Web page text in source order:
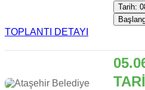
TOPLANTI DETAYI